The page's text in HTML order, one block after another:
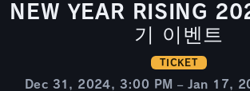
NEW YEAR RISING
기 이벤트
TICKET
Dec 31, 2024, 3:00 PM – Jan 17,